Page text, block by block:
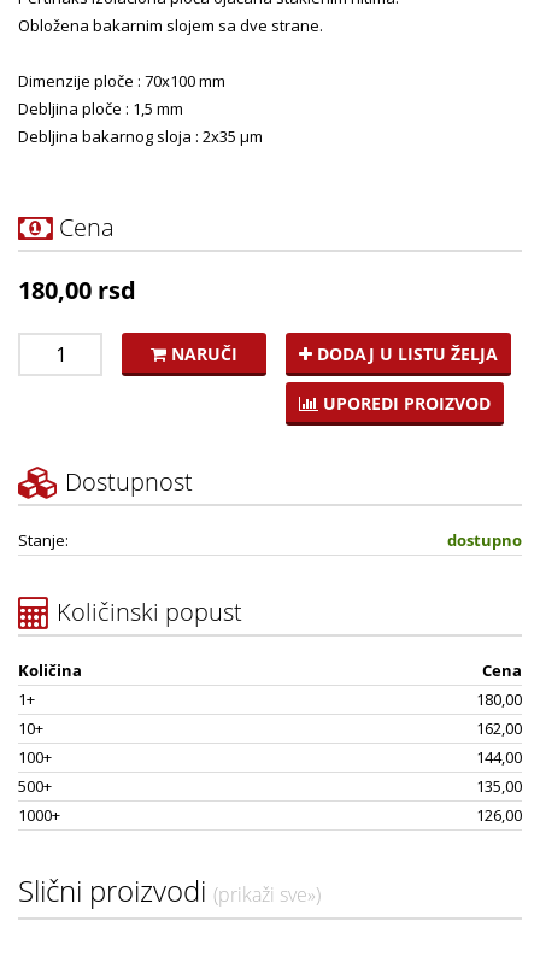
Obložena bakarnim slojem sa dve strane.
Dimenzije ploče : 70x100 mm
Debljina ploče : 1,5 mm
Debljina bakarnog sloja : 2x35 µm
Cena
180,00 rsd
NARUČI DODAJ U LISTU ŽELJA
UPOREDI PROIZVOD
Dostupnost
Stanje: dostupno
Količinski popust
Količina
Cena
1+
180,00
10+
162,00
100+
144,00
500+
135,00
1000+
126,00
Slični proizvodi (prikaži sve»)